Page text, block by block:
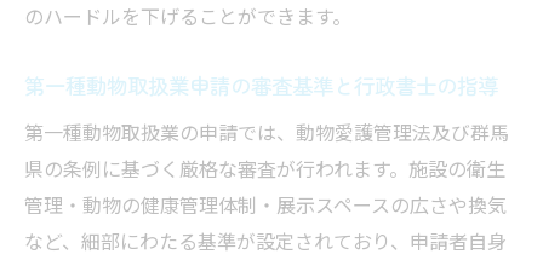
のハードルを下げることができます。
第一種動物取扱業申請の審査基準と行政書士の指導
第一種動物取扱業の申請では、動物愛護管理法及び群馬
県の条例に基づく厳格な審査が行われます。施設の衛生
管理・動物の健康管理体制・展示スペースの広さや換気
など、細部にわたる基準が設定されており、申請者自身